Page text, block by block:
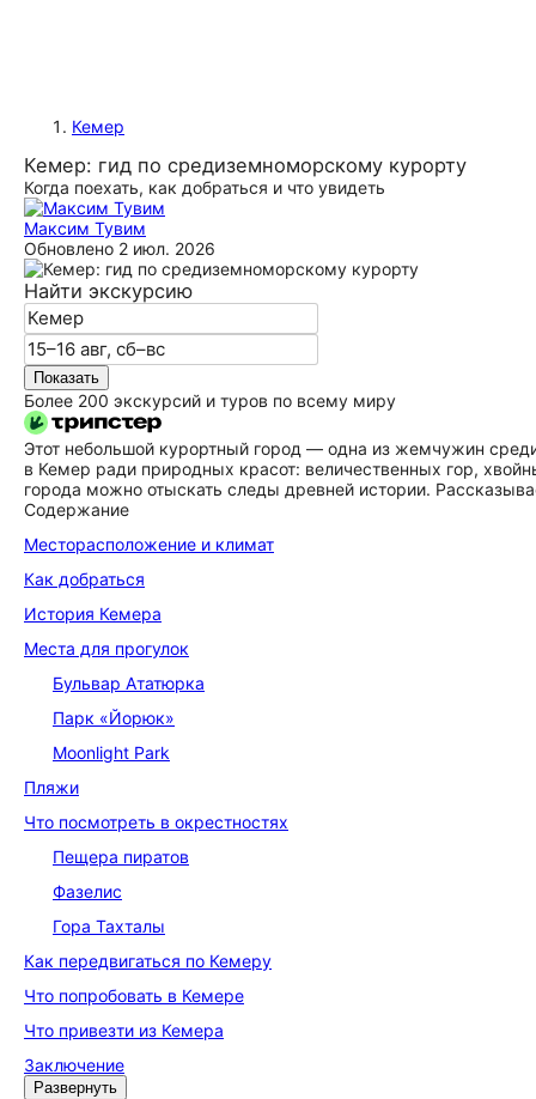
Кемер
Кемер: гид по средиземноморскому курорту
Когда поехать, как добраться и что увидеть
Максим Тувим
Обновлено 2 июл. 2026
Найти экскурсию
Показать
Более 200 экскурсий и туров по всему миру
Этот небольшой курортный город — одна из жемчужин
в Кемер ради природных красот: величественных гор,
города можно отыскать следы древней истории.
Содержание
Месторасположение и климат
Как добраться
История Кемера
Места для прогулок
Бульвар Ататюрка
Парк «Йорюк»
Moonlight Park
Пляжи
Что посмотреть в окрестностях
Пещера пиратов
Фазелис
Гора Тахталы
Как передвигаться по Кемеру
Что попробовать в Кемере
Что привезти из Кемера
Заключение
Развернуть